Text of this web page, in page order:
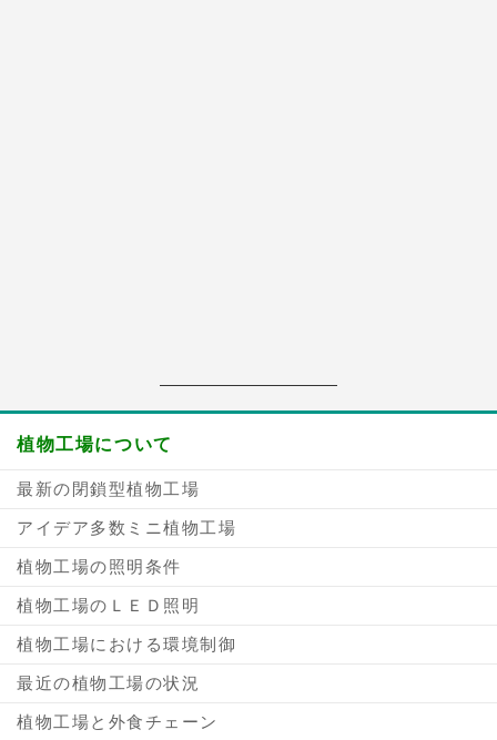
植物工場について
最新の閉鎖型植物工場
アイデア多数ミニ植物工場
植物工場の照明条件
植物工場のＬＥＤ照明
植物工場における環境制御
最近の植物工場の状況
植物工場と外食チェーン